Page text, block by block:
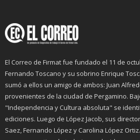
El Correo de Firmat fue fundado el 11 de
Fernando Toscano y su sobrino Enrique
sumó a ellos un amigo de ambos: Juan
provenientes de la ciudad de Pergamino.
"Independencia y Cultura absoluta" se
ediciones. Luego de López Jacob, sus
Saez, Fernando López y Carolina López